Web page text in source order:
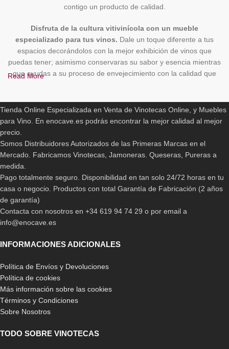
contigo un producto de calidad.
Disfruta de la cultura vitivinícola con un mueble
especializado para tus vinos. Dale un toque diferente a tus
espacios decorándolos con la mejor exhibición de vinos que
puedas tener; asimismo conservaras su sabor y esencia mientras
que ayudas a su proceso de envejecimiento con la calidad que
Si quieres conocer las diversas marcas por tipo de botellero
no dudes en recurrír a nosotros. Te ofrecemos la mejor
asimismo podrás gozar al máximo todos los beneficios que este
te pueda presentar en tus actividades cotidianas, como pasar un
momento con tu pareja , amigos o familiares y destacar por ser
un muy buen anfitrión.
En nuestra Tienda Online te ofrecemos un amplio catálogo
donde podrás consultar todas las características y
funciones que poseen cada uno de nuestros productos
así como también conocer las distintos modelos que tenemos
perfecto estado te proporcionara una mejor visión y orden al
Otra de las ventajas que tienes al seleccionar por tipo de
botellero para vino en nuestra Tienda Online, es que te
Esto te otorgará la facilidad de seleccionar cual se acomoda
Read More
Tienda Online Especializada en Venta de Vinotecas Online, y Muebles
para Vino. En enocave.es podrás encontrar la mejor calidad al mejor
precio.
Somos Distribuidores Autorizados de las Primeras Marcas en el
Mercado. Fabricamos Vinotecas, Jamoneras. Queseras, Pureras a
medida.
Pago totalmente seguro. Disponibilidad en tan solo 24/72 horas en tu
casa o negocio. Productos con total Garantía de Fabricación (2 años
de garantía)
Contacta con nosotros en +34 619 94 74 29 o por email a
info@enocave.es
INFORMACIONES ADICIONALES
Política de Envíos y Devoluciones
Política de cookies
Más información sobre las cookies
Términos y Condiciones
Sobre Nosotros
TODO SOBRE VINOTECAS